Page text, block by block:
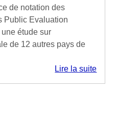
de notation des
Public Evaluation
étude sur
de 12 autres pays de
Lire la suite